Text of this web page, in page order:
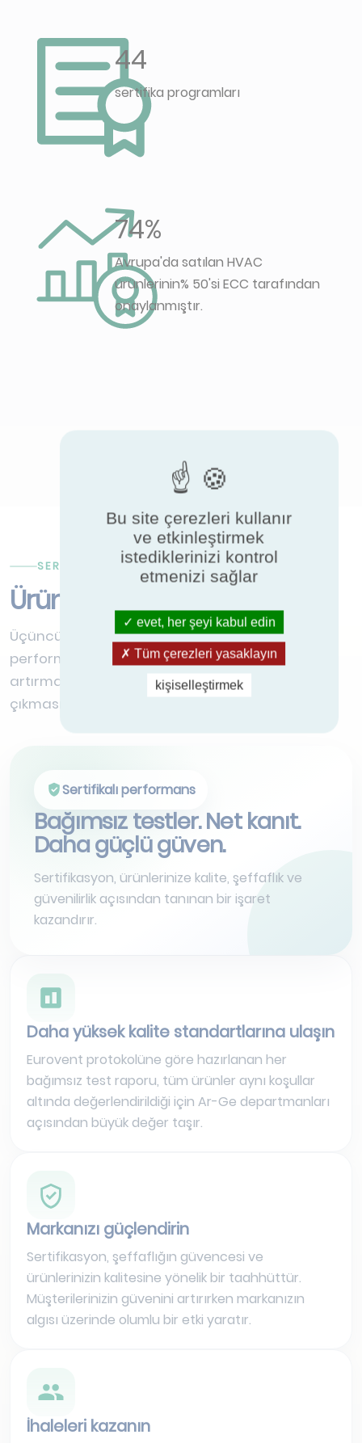
44
sertifika programları
74%
Avrupa'da satılan HVAC
ürünlerinin% 50'si ECC tarafından
onaylanmıştır.
SERTIFIKASYON AVANTAJLARI
Ürünlerinizi sertifikalandırın
Üçüncü taraf sertifikasyonu, üreticilerin ürün
performansını kanıtlamasına, pazar güvenini
artırmasına ve rekabetçi ihalelerde öne
çıkmasına yardımcı olur.
Sertifikalı performans
Bağımsız testler. Net kanıt.
Daha güçlü güven.
Sertifikasyon, ürünlerinize kalite, şeffaflık ve
güvenilirlik açısından tanınan bir işaret
kazandırır.
Daha yüksek kalite standartlarına ulaşın
Eurovent protokolüne göre hazırlanan her
bağımsız test raporu, tüm ürünler aynı koşullar
altında değerlendirildiği için Ar-Ge departmanları
açısından büyük değer taşır.
Markanızı güçlendirin
Sertifikasyon, şeffaflığın güvencesi ve
ürünlerinizin kalitesine yönelik bir taahhüttür.
Müşterilerinizin güvenini artırırken markanızın
algısı üzerinde olumlu bir etki yaratır.
İhaleleri kazanın
Bu site çerezleri kullanır
ve etkinleştirmek
istediklerinizi kontrol
etmenizi sağlar
evet, her şeyi kabul edin
Tüm çerezleri yasaklayın
kişiselleştirmek